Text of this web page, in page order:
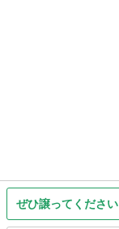
ぜひ譲ってください